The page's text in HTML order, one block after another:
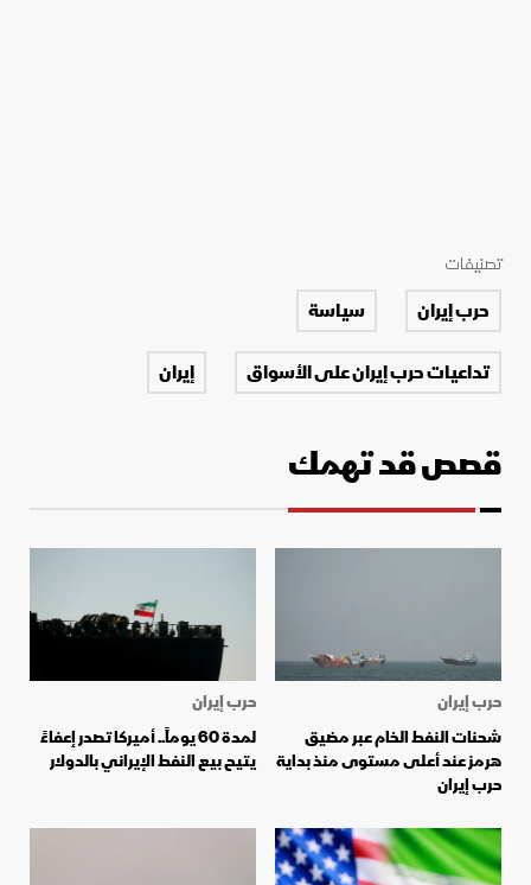
تصنيفات
حرب إيران
سياسة
تداعيات حرب إيران على الأسواق
إيران
قصص قد تهمك
حرب إيران
شحنات النفط الخام عبر مضيق
هرمز عند أعلى مستوى منذ بداية
حرب إيران
حرب إيران
لمدة 60 يوماً.. أميركا تصدر إعفاءً
يتيح بيع النفط الإيراني بالدولار